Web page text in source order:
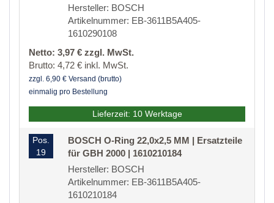
Hersteller: BOSCH
Artikelnummer: EB-3611B5A405-
1610290108
Netto: 3,97 € zzgl. MwSt.
Brutto: 4,72 € inkl. MwSt.
zzgl. 6,90 € Versand (brutto)
einmalig pro Bestellung
Lieferzeit: 10 Werktage
Pos.
19
BOSCH O-Ring 22,0x2,5 MM | Ersatzteile
für GBH 2000 | 1610210184
Hersteller: BOSCH
Artikelnummer: EB-3611B5A405-
1610210184